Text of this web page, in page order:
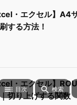
・エクセル】A4
する方法！
・エクセル】
切り上げする関数
 目次  検索